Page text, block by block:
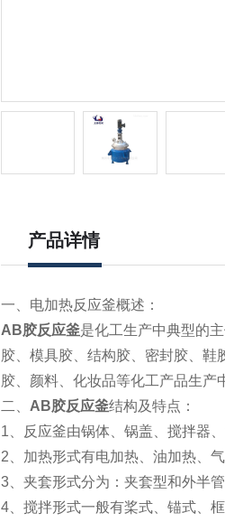
产品详情
一、电加热反应釜概述：
AB胶反应釜是化工生产中典型的
胶、模具胶、结构胶、密封胶、
胶、颜料、化妆品等化工产品生产
二、 AB胶反应釜结构及特点：
1、反应釜由锅体、锅盖、搅拌器
2、加热形式有电加热、油加热、
3、夹套形式分为：夹套型和外半
4、搅拌形式一般有桨式、锚式、